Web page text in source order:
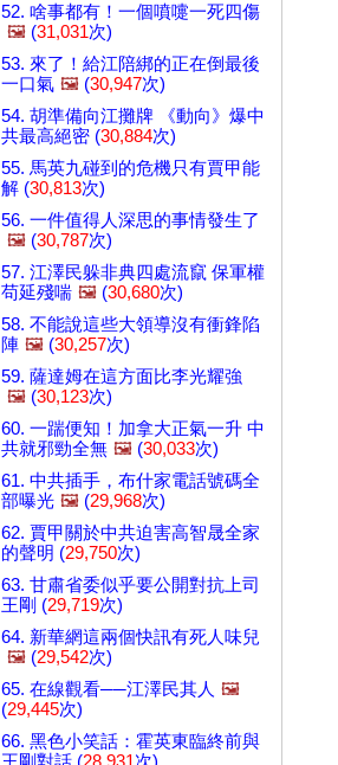
52. 啥事都有！一個噴嚏一死四傷
🖼️ (31,031次)
53. 來了！給江陪綁的正在倒最後
一口氣 🖼️ (30,947次)
54. 胡準備向江攤牌 《動向》爆中
共最高絕密 (30,884次)
55. 馬英九碰到的危機只有賈甲能
解 (30,813次)
56. 一件值得人深思的事情發生了
🖼️ (30,787次)
57. 江澤民躲非典四處流竄 保軍權
苟延殘喘 🖼️ (30,680次)
58. 不能說這些大領導沒有衝鋒陷
陣 🖼️ (30,257次)
59. 薩達姆在這方面比李光耀強
🖼️ (30,123次)
60. 一踹便知！加拿大正氣一升 中
共就邪勁全無 🖼️ (30,033次)
61. 中共插手，布什家電話號碼全
部曝光 🖼️ (29,968次)
62. 賈甲關於中共迫害高智晟全家
的聲明 (29,750次)
63. 甘肅省委似乎要公開對抗上司
王剛 (29,719次)
64. 新華網這兩個快訊有死人味兒
🖼️ (29,542次)
65. 在線觀看──江澤民其人 🖼️
(29,445次)
66. 黑色小笑話：霍英東臨終前與
王剛對話 (28,931次)